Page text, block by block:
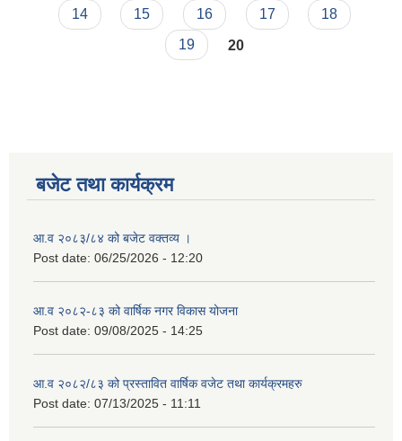
14
15 16 17
18
19
20
बजेट तथा कार्यक्रम
आ.व २०८३/८४ को बजेट वक्तव्य ।
Post date: 06/25/2026 - 12:20
आ.व २०८२-८३ को वार्षिक नगर विकास योजना
Post date: 09/08/2025 - 14:25
आ.व २०८२/८३ को प्रस्तावित वार्षिक वजेट तथा कार्यक्रमहरु
Post date: 07/13/2025 - 11:11